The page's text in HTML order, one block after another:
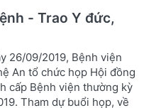
- Trao Y đức,
26/09/2019, Bệnh viện
An tổ chức họp Hội đồng
cấp Bệnh viện thường kỳ
Tham dự buổi họp, về